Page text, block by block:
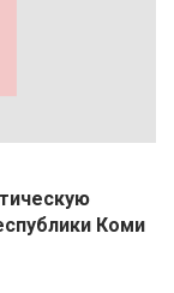
Коми